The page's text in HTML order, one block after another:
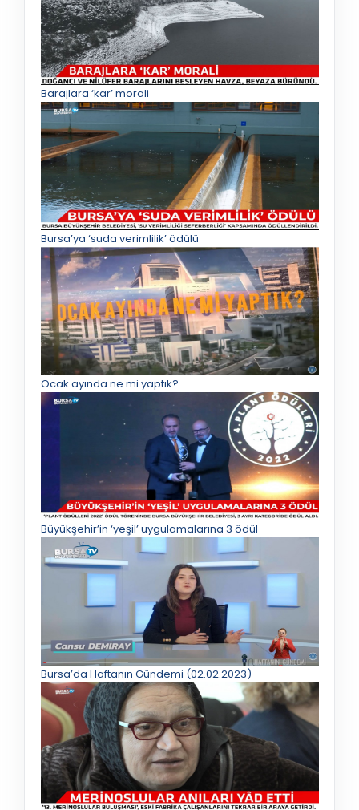
Barajlara ‘kar’ morali
Bursa’ya ‘suda verimlilik’ ödülü
Ocak ayında ne mi yaptık?
Büyükşehir’in ‘yeşil’ uygulamalarına 3 ödül
Bursa’da Haftanın Gündemi (02.02.2023)